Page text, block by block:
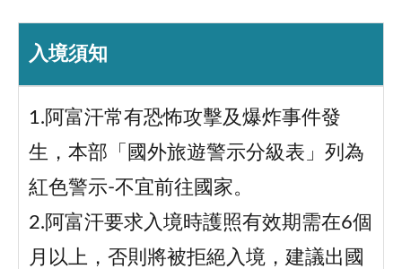
入境須知
1.阿富汗常有恐怖攻擊及爆炸事件發
生，本部「國外旅遊警示分級表」列為
紅色警示-不宜前往國家。
2.阿富汗要求入境時護照有效期需在6個
月以上，否則將被拒絕入境，建議出國